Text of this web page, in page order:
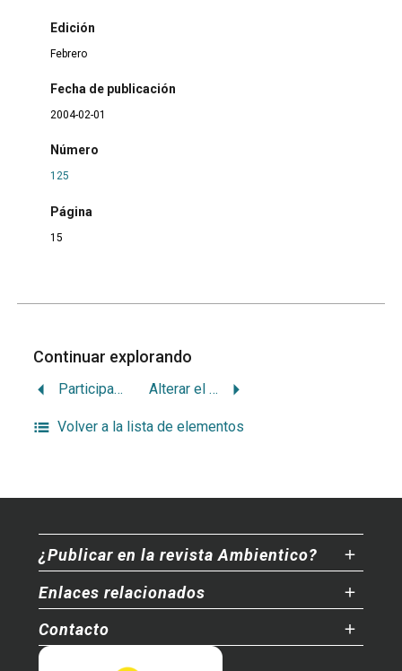
Edición
Febrero
Fecha de publicación
2004-02-01
Número
125
Página
15
Continuar explorando
Participación social en lo ambiental y Estado de la Nación Alterar el bosque puede ser beneficioso
Volver a la lista de elementos
¿Publicar en la revista Ambientico?
Enlaces relacionados
Contacto